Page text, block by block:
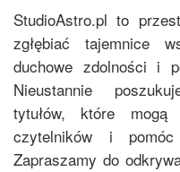
StudioAstro.pl to
zgłębiać tajemnice
duchowe zdolności i
Nieustannie
tytułów, które mogą
czytelników i
Zapraszamy do